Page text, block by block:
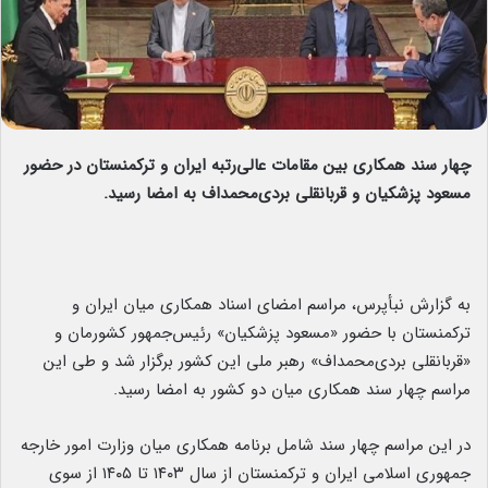
چهار سند همکاری بین مقامات عالی‌رتبه ایران و ترکمنستان در حضور
مسعود پزشکیان و قربانقلی بردی‌محمداف به امضا رسید.
به گزارش نبأپرس، مراسم امضای اسناد همکاری میان ایران و
ترکمنستان با حضور «مسعود پزشکیان» رئیس‌جمهور کشورمان و
«قربانقلی بردی‌محمداف» رهبر ملی این کشور برگزار شد و طی این
مراسم چهار سند همکاری میان دو کشور به امضا رسید.
در این مراسم چهار سند شامل برنامه همکاری میان وزارت امور خارجه
جمهوری اسلامی ایران و ترکمنستان از سال ۱۴۰۳ تا ۱۴۰۵ از سوی